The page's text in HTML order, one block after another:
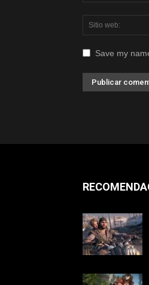
Save my